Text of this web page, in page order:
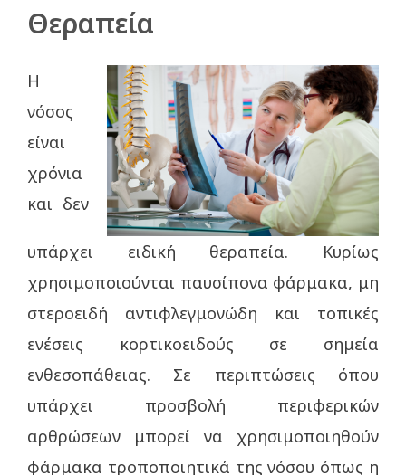
Θεραπεία
Η
νόσος
είναι
χρόνια
και δεν
υπάρχει ειδική θεραπεία. Κυρίως
χρησιμοποιούνται παυσίπονα φάρμακα, μη
στεροειδή αντιφλεγμονώδη και τοπικές
ενέσεις κορτικοειδούς σε σημεία
ενθεσοπάθειας. Σε περιπτώσεις όπου
υπάρχει προσβολή περιφερικών
αρθρώσεων μπορεί να χρησιμοποιηθούν
φάρμακα τροποποιητικά της νόσου όπως η